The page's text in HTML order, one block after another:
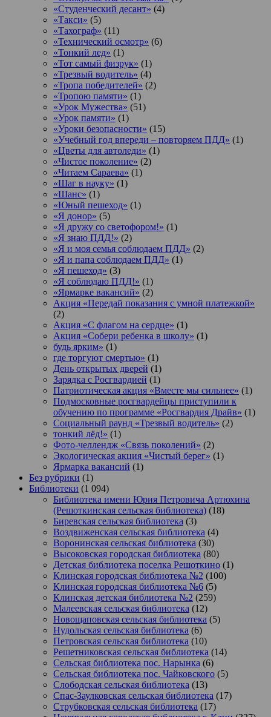
«Студенческий десант» (4)
«Такси» (5)
«Тахограф» (11)
«Технический осмотр» (6)
«Тонкий лед» (1)
«Тот самый физрук» (1)
«Трезвый водитель» (4)
«Тропа победителей» (2)
«Тропою памяти» (1)
«Урок Мужества» (51)
«Урок памяти» (1)
«Уроки безопасности» (15)
«Учебный год впереди – повторяем ПДД» (1)
«Цветы для автоледи» (1)
«Чистое поколение» (2)
«Читаем Сараева» (1)
«Шаг в науку» (1)
«Шанс» (1)
«Юный пешеход» (1)
«Я донор» (5)
«Я дружу со светофором!» (1)
«Я знаю ПДД!» (2)
«Я и моя семья соблюдаем ПДД» (2)
«Я и папа соблюдаем ПДД» (1)
«Я пешеход» (3)
«Я соблюдаю ПДД!» (1)
«Ярмарке вакансий» (2)
Акция «Передай показания с умной платежкой»
(2)
Акция «С флагом на сердце» (1)
Акция «Собери ребенка в школу» (1)
будь ярким» (1)
где торгуют смертью» (1)
День открытых дверей (1)
Зарядка с Росгвардией (1)
Патриотическая акция «Вместе мы сильнее» (1)
Подмосковные росгвардейцы приступили к
обучению по программе «Росгвардия Драйв» (1)
Социальный раунд «Трезвый водитель» (2)
тонкий лёд!» (1)
Фото-челлендж «Связь поколений» (2)
Экологическая акция «Чистый берег» (1)
Ярмарка вакансий (1)
Без рубрики (1)
Библиотеки (1 094)
Библиотека имени Юрия Петровича Артюхина
(Решоткинская сельская библиотека) (18)
Биревская сельская библиотека (3)
Воздвиженская сельская библиотека (4)
Воронинская сельская библиотека (30)
Высоковская городская библиотека (80)
Детская библиотека поселка Решоткино (1)
Клинская городская библиотека №2 (100)
Клинская городская библиотека №6 (5)
Клинская детская библиотека №2 (259)
Малеевская сельская библиотека (12)
Новощаповская сельская библиотека (5)
Нудольская сельская библиотека (6)
Петровская сельская библиотека (10)
Решетниковская сельская библиотека (14)
Сельская библиотека пос. Нарынка (6)
Сельская библиотека пос. Чайковского (5)
Слободская сельская библиотека (13)
Спас-Заулковская сельская библиотека (17)
Струбковская сельская библиотека (17)